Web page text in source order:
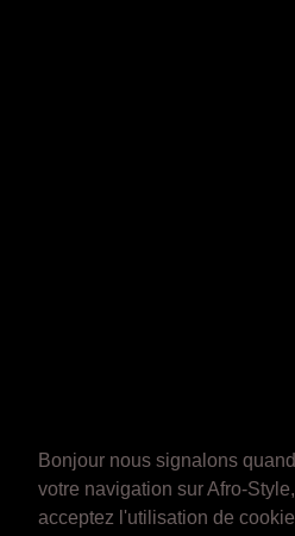
Bonjour nous signalons
votre navigation sur Afro-
acceptez l'utilisation de